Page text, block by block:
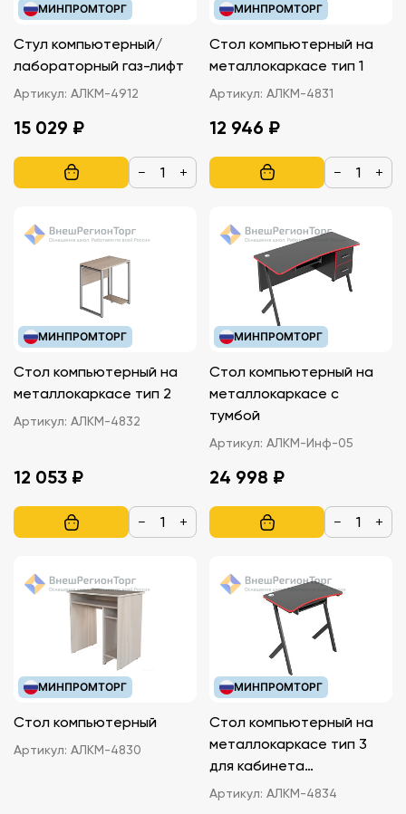
МИНПРОМТОРГ
Стул компьютерный/
лабораторный газ-лифт
Артикул: АЛКМ-4912
15 029 ₽
− +
МИНПРОМТОРГ
Стол компьютерный на
металлокаркасе тип 1
Артикул: АЛКМ-4831
12 946 ₽
− +
МИНПРОМТОРГ
Стол компьютерный на
металлокаркасе тип 2
Артикул: АЛКМ-4832
12 053 ₽
− +
МИНПРОМТОРГ
Стол компьютерный на
металлокаркасе с
тумбой
Артикул: АЛКМ-Инф-05
24 998 ₽
− +
МИНПРОМТОРГ
Стол компьютерный
Артикул: АЛКМ-4830
МИНПРОМТОРГ
Стол компьютерный на
металлокаркасе тип 3
для кабинета
информатики
Артикул: АЛКМ-4834